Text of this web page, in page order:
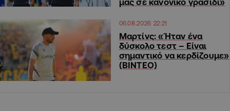
06.08.2026 22:21
Μαρτίνς: «Ήταν ένα
δύσκολο τεστ – Είναι
σημαντικό να κερδίζουμε»
(ΒΙΝΤΕΟ)